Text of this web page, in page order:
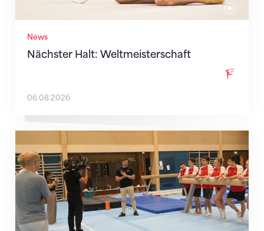
News
Nächster Halt: Weltmeisterschaft
06.08.2026
Mit klaren Zielen nach Zagreb